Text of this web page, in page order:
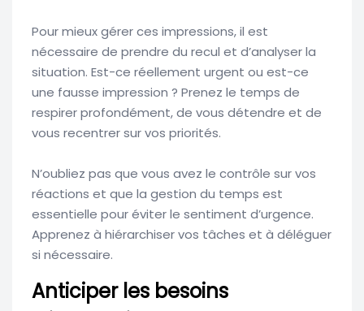
Pour mieux gérer ces impressions, il est
nécessaire de prendre du recul et d’analyser la
situation. Est-ce réellement urgent ou est-ce
une fausse impression ? Prenez le temps de
respirer profondément, de vous détendre et de
vous recentrer sur vos priorités.
N’oubliez pas que vous avez le contrôle sur vos
réactions et que la gestion du temps est
essentielle pour éviter le sentiment d’urgence.
Apprenez à hiérarchiser vos tâches et à déléguer
si nécessaire.
Anticiper les besoins